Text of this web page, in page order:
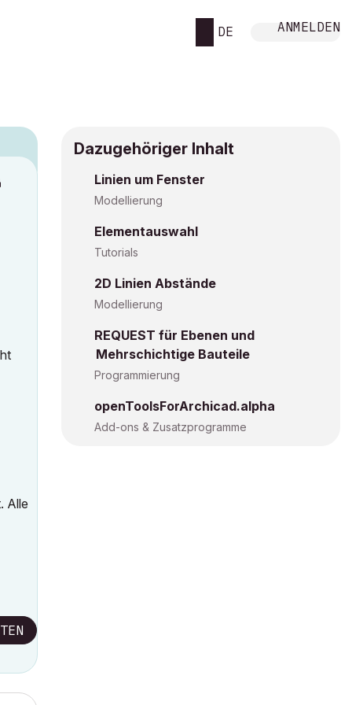
DE ANMELDEN
Alle
Dazugehöriger Inhalt
Linien um Fenster
Modellierung
Elementauswahl
Tutorials
2D Linien Abstände
Modellierung
REQUEST für Ebenen und
Mehrschichtige Bauteile
Programmierung
openToolsForArchicad.alpha
Add-ons & Zusatzprogramme